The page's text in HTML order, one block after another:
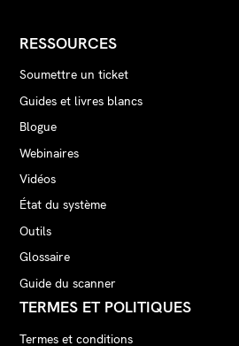
RESSOURCES
Soumettre un ticket
Guides et livres blancs
Blogue
Webinaires
Vidéos
État du système
Outils
Glossaire
Guide du scanner
TERMES ET POLITIQUES
Termes et conditions